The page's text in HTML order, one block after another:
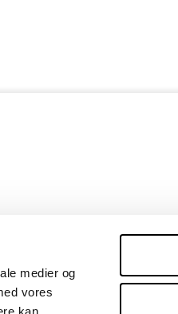
medier og
vores